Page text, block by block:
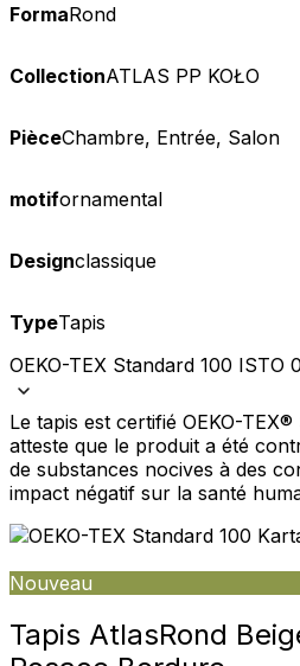
FormaRond
CollectionATLAS PP KOŁO
PièceChambre, Entrée, Salon
motifornamental
Designclassique
TypeTapis
OEKO-TEX Standard 100 ISTO
Le tapis est certifié OEKO-
atteste que le produit a été
de substances nocives à des
impact négatif sur la santé
Nouveau
Tapis AtlasRond